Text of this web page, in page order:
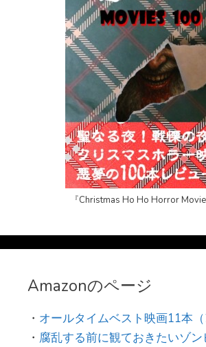
『Christmas Ho Ho Horror
Amazonのページ
・ オールタイムベスト映画11本（
・ 腐乱する前に観ておきたいゾ